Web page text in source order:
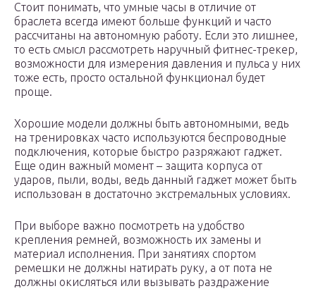
Стоит понимать, что умные часы в отличие от
браслета всегда имеют больше функций и часто
рассчитаны на автономную работу. Если это лишнее,
то есть смысл рассмотреть наручный фитнес-трекер,
возможности для измерения давления и пульса у них
тоже есть, просто остальной функционал будет
проще.
Хорошие модели должны быть автономными, ведь
на тренировках часто используются беспроводные
подключения, которые быстро разряжают гаджет.
Еще один важный момент – защита корпуса от
ударов, пыли, воды, ведь данный гаджет может быть
использован в достаточно экстремальных условиях.
При выборе важно посмотреть на удобство
крепления ремней, возможность их замены и
материал исполнения. При занятиях спортом
ремешки не должны натирать руку, а от пота не
должны окисляться или вызывать раздражение